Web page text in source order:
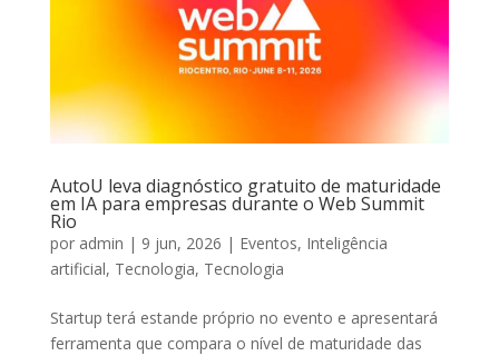
AutoU leva diagnóstico gratuito de maturidade
em IA para empresas durante o Web Summit
Rio
por admin | 9 jun, 2026 | Eventos, Inteligência
artificial, Tecnologia, Tecnologia
Startup terá estande próprio no evento e apresentará
ferramenta que compara o nível de maturidade das